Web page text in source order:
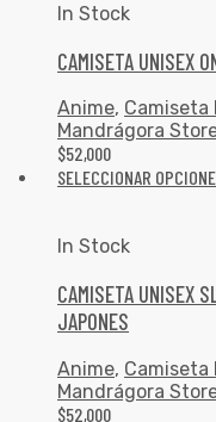
In Stock
CAMISETA UNISEX
Anime, Camiseta
Mandrágora
$52,000
SELECCIONAR
In Stock
CAMISETA UNISEX
JAPONES
Anime, Camiseta
Mandrágora
$52,000